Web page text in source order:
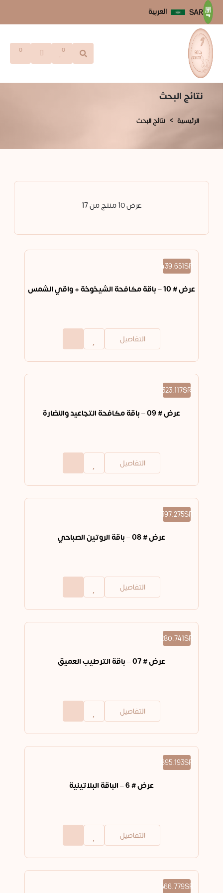
SAR العربية
0
0
نتائج البحث
الرئيسية نتائج البحث
عرض 10 منتج من 17
439.651SR
عرض # 10 – باقة مكافحة الشيخوخة + واقي الشمس
التفاصيل
323.117SR
عرض # 09 – باقة مكافحة التجاعيد والنضارة
التفاصيل
397.275SR
عرض # 08 – باقة الروتين الصباحي
التفاصيل
280.741SR
عرض # 07 – باقة الترطيب العميق
التفاصيل
895.193SR
عرض # 6 – الباقة البلاتينية
التفاصيل
566.779SR